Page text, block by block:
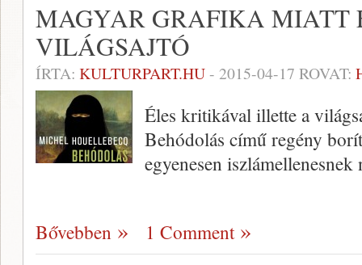
MAGYAR GRAFIKA MIATT
VILÁGSAJTÓ
ÍRTA: KULTURPART.HU- 2015-04-17 ROVAT:
Éles kritikával illette a
Behódolás című regény
egyenesen
Bővebben 1 Comment